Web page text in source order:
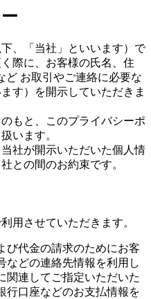
、「当社」といいます）で
際に、お客様の氏名、住
ど お取引やご連絡に必要な
す）を開示していただきま
もと、このプライバシーポ
います。
社が開示いただいた個人情
との間のお約束です。
用させていただきます。
び代金の請求のためにお客
などの連絡先情報を利用し
関連してご指定いただいた
行口座などのお支払情報を